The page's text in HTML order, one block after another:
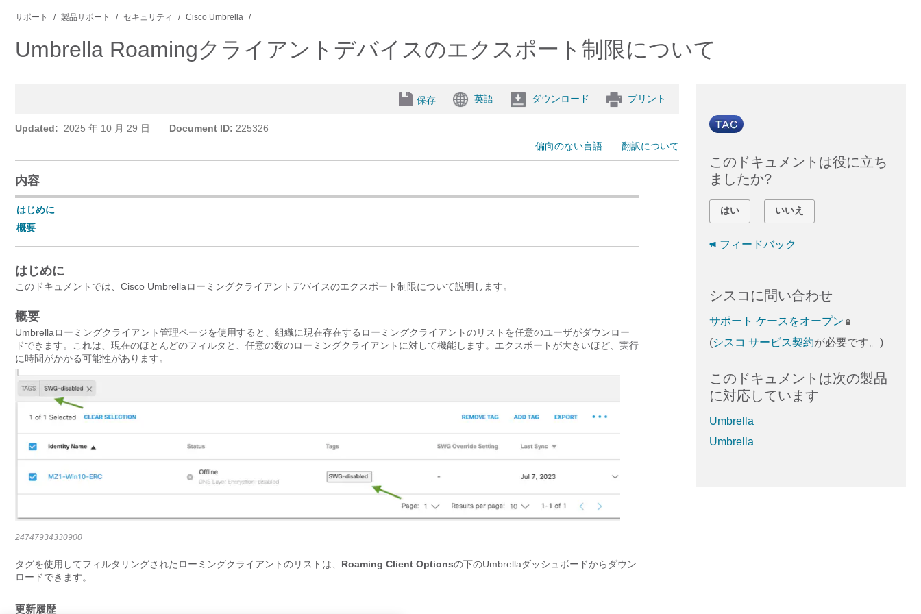
サポート 製品サポート セキュリティ Cisco Umbrella
Umbrella Roamingクライアントデバイスのエクスポート制限について
保存 英語 ダウンロード プリント
Updated: 2025 年 10 月 29 日 Document ID: 225326
偏向のない言語
翻訳について
内容
はじめに
概要
はじめに
このドキュメントでは、Cisco Umbrellaローミングクライアントデバイスのエクスポート制限について説明します。
概要
Umbrellaローミングクライアント管理ページを使用すると、組織に現在存在するローミングクライアントのリストを任意のユーザがダウンロー
ドできます。これは、現在のほとんどのフィルタと、任意の数のローミングクライアントに対して機能します。エクスポートが大きいほど、実行
に時間がかかる可能性があります。
24747934330900
タグを使用してフィルタリングされたローミングクライアントのリストは、 Roaming Client Optionsの下のUmbrellaダッシュボードからダウン
ロードできます。
更新履歴
このドキュメントは役に立ち
ましたか?
はい いいえ
フィードバック
シスコに問い合わせ
サポート ケースをオープン
(シスコ サービス契約が必要です。)
このドキュメントは次の製品
に対応しています
Umbrella
Umbrella